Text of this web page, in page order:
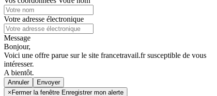
Votre adresse électronique
Message
Bonjour,
Voici une offre parue sur le site francetravail.fr susceptible de vous
intéresser.
A bientôt.
Annuler
× Fermer la fenêtre Enregistrer mon alerte